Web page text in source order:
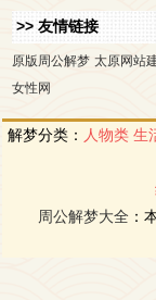
>> 友情链接
原版周公解梦 太原网站
女性网
解梦分类： 人物类 生
周公解梦大全 ：